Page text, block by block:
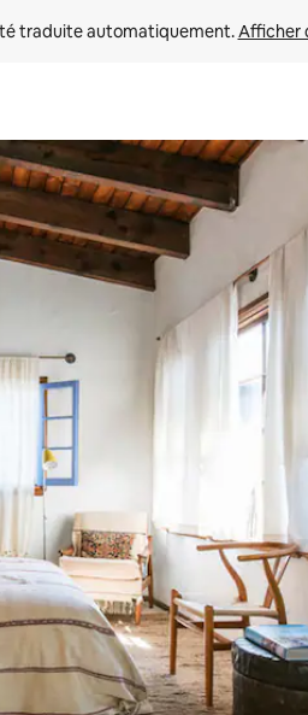
traduite automatiquement. Afficher
vers le haut et vers le bas, ou en